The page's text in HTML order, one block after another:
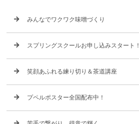
みんなでワクワク味噌づくり
スプリングスクールお申し込みスタート！
笑顔あふれる練り切り＆茶道講座
プペルポスター全国配布中！